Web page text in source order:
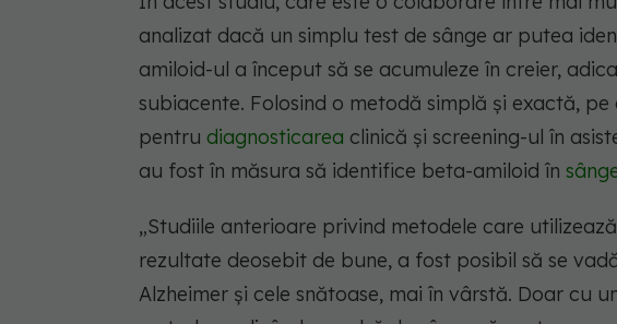
analizat dacă un simplu test de sânge ar putea
amiloid-ul a început să se acumuleze în creier,
subiacente. Folosind o metodă simplă și exactă,
pentru diagnosticarea clinică și screening-ul în
au fost în măsura să identifice beta-amiloid în
„Studiile anterioare privind metodele care
rezultate deosebit de bune, a fost posibil să se
Alzheimer și cele snătoase, mai în vârstă. Doar cu